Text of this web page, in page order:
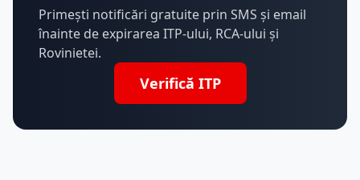
Primești notificări gratuite prin SMS și email
înainte de expirarea ITP-ului, RCA-ului și
Rovinietei.
Verifică ITP